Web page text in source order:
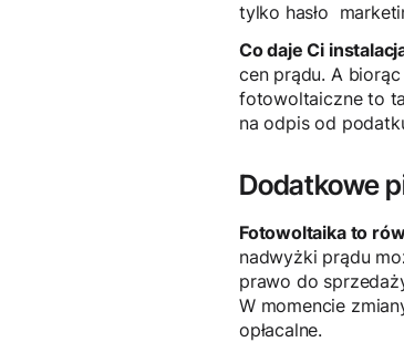
tylko hasło
Co daje Ci
cen prądu. A
fotowoltaiczne to
na odpis od
Dodatkowe
Fotowoltaika to
nadwyżki prądu
prawo do
W momencie
opłacalne.